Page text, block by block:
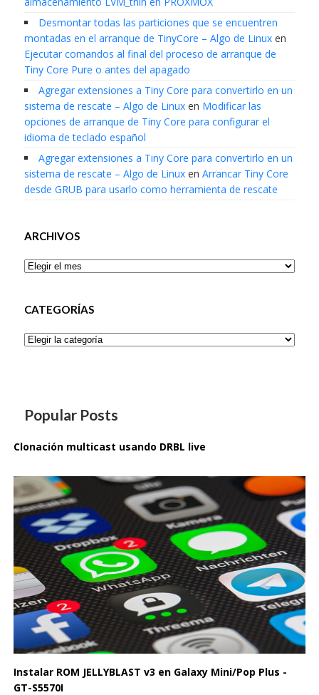
Desmontar todas las particiones que se encuentren
montadas en el arranque de TinyCore – Algo de Linuxen
Ejecutar comandos al final del proceso de arranque de
Tiny Core Pure o antes del apagado
Agregar extensiones a Tiny Core para convertirlo en un
sistema de rescate – Algo de Linuxen Modificar las
opciones de arranque de Tiny Core para configurar el
idioma de teclado español
Agregar extensiones a Tiny Core para convertirlo en un
sistema de rescate – Algo de Linuxen Arrancar Tiny Core
desde GRUB para usarlo como herramienta de rescate
ARCHIVOS
Archivos
CATEGORÍAS
Categorías
Popular Posts
Clonación multicast usando DRBL live
Instalar ROM JELLYBLAST v3 en Galaxy Mini/Pop Plus -
GT-S5570I